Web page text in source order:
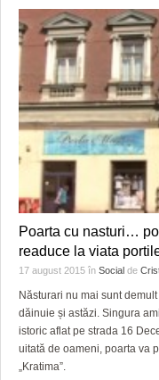
Poarta cu nasturi…
readuce la viata
17 august 2015 în Social de
Năsturari nu mai sunt
dăinuie și astăzi. Singura
istoric aflat pe strada 16
uitată de oameni, poarta va
„Kratima”.